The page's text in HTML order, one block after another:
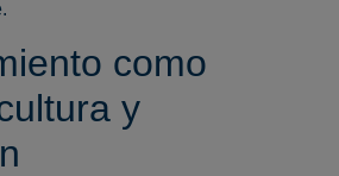
como
y